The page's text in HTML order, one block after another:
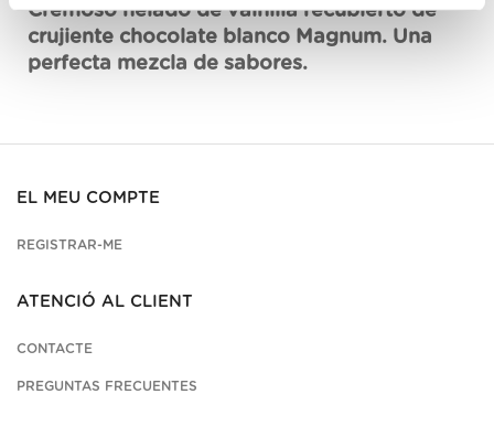
Cremoso helado de vainilla recubierto de
crujiente chocolate blanco Magnum. Una
perfecta mezcla de sabores.
EL MEU COMPTE
REGISTRAR-ME
ATENCIÓ AL CLIENT
CONTACTE
PREGUNTAS FRECUENTES